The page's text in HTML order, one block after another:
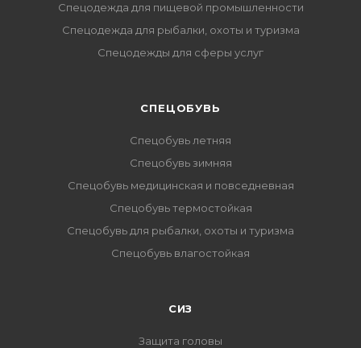
Спецодежда для пищевой промышленности
Спецодежда для рыбалки, охоты и туризма
Спецодежды для сферы услуг
CПЕЦОБУВЬ
Спецобувь летняя
Спецобувь зимняя
Спецобувь медицинская и повседневная
Спецобувь термостойкая
Спецобувь для рыбалки, охоты и туризма
Спецобувь влагостойкая
СИЗ
Защита головы